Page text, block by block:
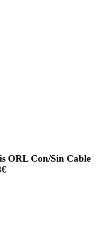
ORL Con/Sin Cable